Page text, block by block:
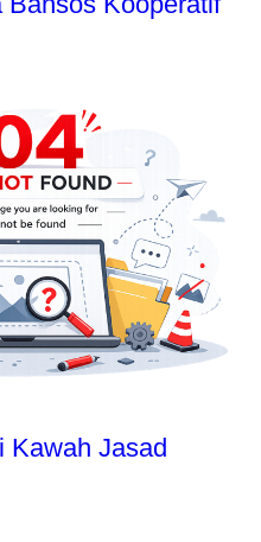
Kawah Jasad